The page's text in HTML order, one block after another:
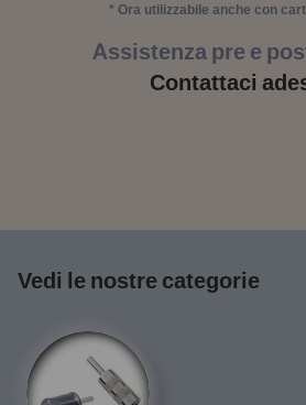
* Ora utilizzabile anche con
Assistenza pre e
Contattaci
Vedi le nostre categorie